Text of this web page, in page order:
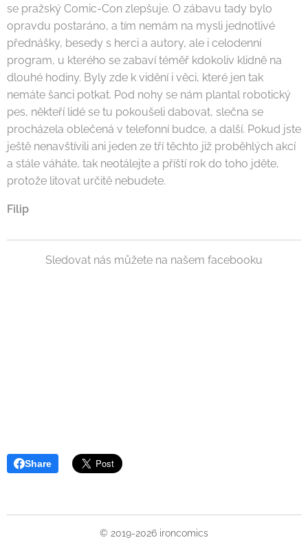
se pražský Comic-Con zlepšuje. O zábavu tady bylo
opravdu postaráno, a tím nemám na mysli jednotlivé
přednášky, besedy s herci a autory, ale i celodenní
program, u kterého se zabaví téměř kdokoliv klidně na
dlouhé hodiny. Byly zde k vidění i věci, které jen tak
nemáte šanci potkat. Pod nohy se nám plantal robotický
pes, někteří lidé se tu pokoušeli dabovat, slečna se
procházela oblečená v telefonní budce, a další. Pokud jste
ještě nenavštívili ani jeden ze tří těchto již proběhlých akcí
a stále váháte, tak neotálejte a příští rok do toho jděte,
protože litovat určitě nebudete.
Filip
Sledovat nás můžete na našem facebooku
Share
© 2019-2026 ironcomics